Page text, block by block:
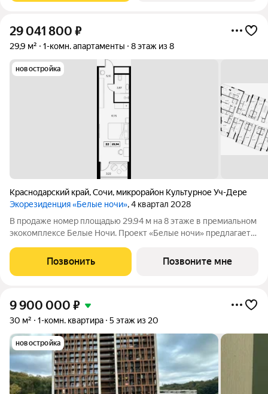
29 041 800 ₽
29,9 м² 1-комн. апартаменты 8 этаж из 8
новостройка
Краснодарский край,Сочи, микрорайон Культурное Уч-Дере
Экорезиденция «Белые ночи», 4 квартал 2028
В продаже номер площадью 29.94 м на 8 этаже в премиальном
экокомплексе Белые Ночи. Проект «Белые ночи» предлагает
поддерживает долголетие. Всё устроено так, чтобы телу было
легко включаться в
Позвонить Позвоните мне
9 900 000 ₽
30 м² 1-комн. квартира 5 этаж из 20
новостройка